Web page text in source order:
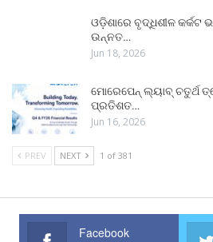
ଓଡ଼ିଶାରେ ବୃଦ୍ଧିଶୀଳ
ଉନ୍ନତ…
Jun 18, 2026
ମୋରେପେନ୍ ଲ୍ୟାବ୍ ଚତୁର୍ଥ
ପ୍ରତିଶତ…
Jun 16, 2026
PREV NEXT 1 of 381
Facebook